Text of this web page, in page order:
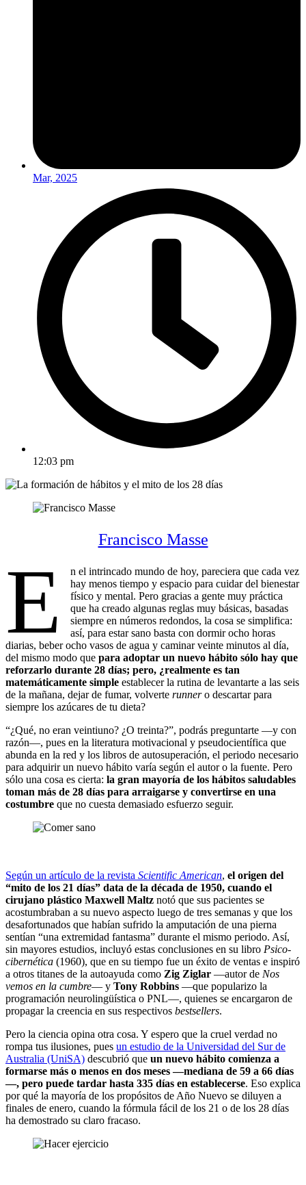
Mar, 2025
12:03 pm
Francisco Masse
E
n el intrincado mundo de hoy, pareciera que cada vez
hay menos tiempo y espacio para cuidar del bienestar
físico y mental. Pero gracias a gente muy práctica
que ha creado algunas reglas muy básicas, basadas
siempre en números redondos, la cosa se simplifica:
así, para estar sano basta con dormir ocho horas
diarias, beber ocho vasos de agua y caminar veinte minutos al día,
del mismo modo que para adoptar un nuevo hábito sólo hay que
reforzarlo durante 28 días; pero, ¿realmente es tan
matemáticamente simple establecer la rutina de levantarte a las seis
de la mañana, dejar de fumar, volverte runnero descartar para
siempre los azúcares de tu dieta?
“¿Qué, no eran veintiuno? ¿O treinta?”, podrás preguntarte —y con
razón—, pues en la literatura motivacional y pseudocientífica que
abunda en la red y los libros de autosuperación, el periodo necesario
para adquirir un nuevo hábito varía según el autor o la fuente. Pero
sólo una cosa es cierta: la gran mayoría de los hábitos saludables
toman más de 28 días para arraigarse y convertirse en una
costumbre que no cuesta demasiado esfuerzo seguir.
Según un artículo de la revista Scientific American, el origen del
“mito de los 21 días” data de la década de 1950, cuando el
cirujano plástico Maxwell Maltz notó que sus pacientes se
acostumbraban a su nuevo aspecto luego de tres semanas y que los
desafortunados que habían sufrido la amputación de una pierna
sentían “una extremidad fantasma” durante el mismo periodo. Así,
sin mayores estudios, incluyó estas conclusiones en su libro Psico-
cibernética (1960), que en su tiempo fue un éxito de ventas e inspiró
a otros titanes de la autoayuda como Zig Ziglar —autor de Nos
vemos en la cumbre— y Tony Robbins —que popularizo la
programación neurolingüística o PNL—, quienes se encargaron de
propagar la creencia en sus respectivos bestsellers.
Pero la ciencia opina otra cosa. Y espero que la cruel verdad no
rompa tus ilusiones, pues un estudio de la Universidad del Sur de
Australia (UniSA) descubrió que un nuevo hábito comienza a
formarse más o menos en dos meses —mediana de 59 a 66 días
—, pero puede tardar hasta 335 días en establecerse. Eso explica
por qué la mayoría de los propósitos de Año Nuevo se diluyen a
finales de enero, cuando la fórmula fácil de los 21 o de los 28 días
ha demostrado su claro fracaso.